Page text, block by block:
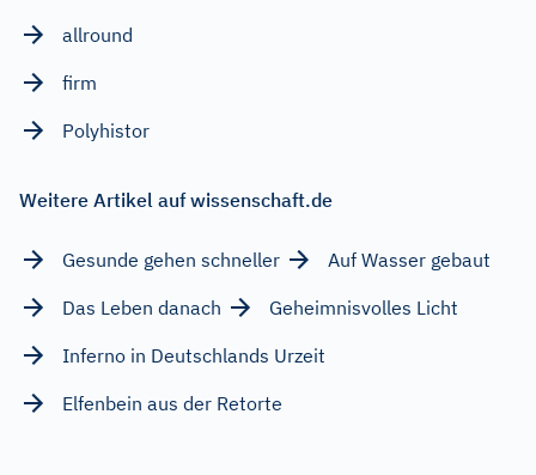
allround
firm
Polyhistor
Weitere Artikel auf wissenschaft.de
Gesunde gehen schneller
Auf Wasser gebaut
Das Leben danach
Geheimnisvolles Licht
Inferno in Deutschlands Urzeit
Elfenbein aus der Retorte